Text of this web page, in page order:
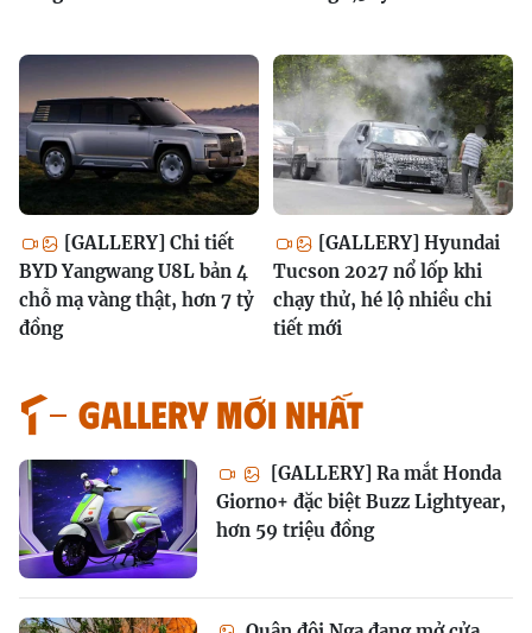
[GALLERY] Chi tiết
BYD Yangwang U8L bản 4
chỗ mạ vàng thật, hơn 7 tỷ
đồng
[GALLERY] Hyundai
Tucson 2027 nổ lốp khi
chạy thử, hé lộ nhiều chi
tiết mới
GALLERY MỚI NHẤT
[GALLERY] Ra mắt Honda
Giorno+ đặc biệt Buzz Lightyear,
hơn 59 triệu đồng